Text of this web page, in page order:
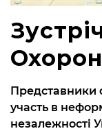
участь в
незалежності